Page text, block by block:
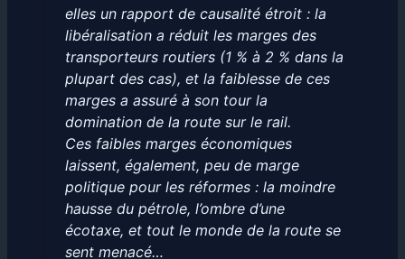
elles un rapport de causalité étroit : la
libéralisation a réduit les marges des
transporteurs routiers (1 % à 2 % dans la
plupart des cas), et la faiblesse de ces
marges a assuré à son tour la
domination de la route sur le rail.
Ces faibles marges économiques
laissent, également, peu de marge
politique pour les réformes : la moindre
hausse du pétrole, l’ombre d’une
écotaxe, et tout le monde de la route se
sent menacé…